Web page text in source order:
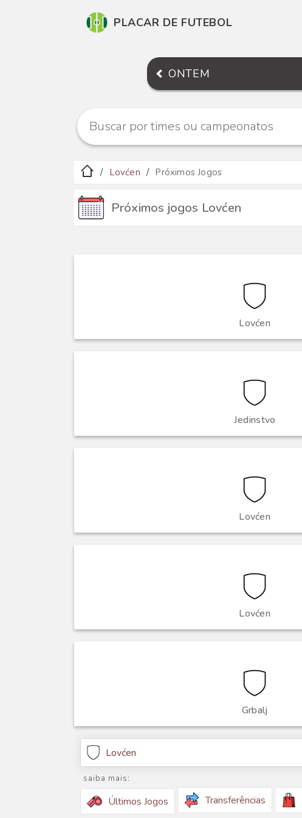
PLACAR DE FUTEBOL
ONTEM
Lovćen Próximos Jogos
Próximos jogos Lovćen
Lovćen
Jedinstvo
Lovćen
Lovćen
Grbalj
Lovćen
saiba mais:
Últimos Jogos Transferências